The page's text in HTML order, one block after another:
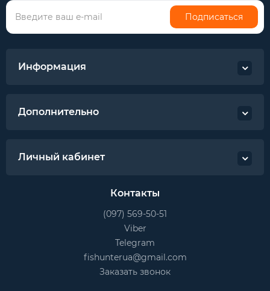
Подписаться
Информация
Дополнительно
Личный кабинет
Контакты
(097) 569-50-51
Viber
Telegram
fishunterua@gmail.com
Заказать звонок